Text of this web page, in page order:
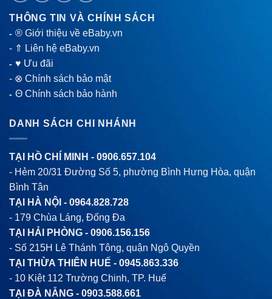
THÔNG TIN VÀ CHÍNH SÁCH
-® Giới thiệu về eBaby.vn
- ⇑ Liên hệ eBaby.vn
-♥ Ưu đãi
- ⊗ Chính sách bảo mật
-Θ Chính sách bảo hành
DANH SÁCH CHI NHÁNH
TẠI HỒ CHÍ MINH - 0906.657.104
- Hẻm 20/31 Đường Số 5, phường Bình Hưng Hòa, quận
Bình Tân
TẠI HÀ NỘI - 0964.828.728
- 179 Chùa Láng, Đống Đa
TẠI HẢI PHÒNG - 0906.156.156
- Số 215H Lê Thánh Tông, quận Ngô Quyền
TẠI THỪA THIÊN HUẾ - 0945.863.336
- 10 Kiệt 112 Trường Chinh, TP. Huế
TẠI ĐÀ NẴNG - 0903.588.661